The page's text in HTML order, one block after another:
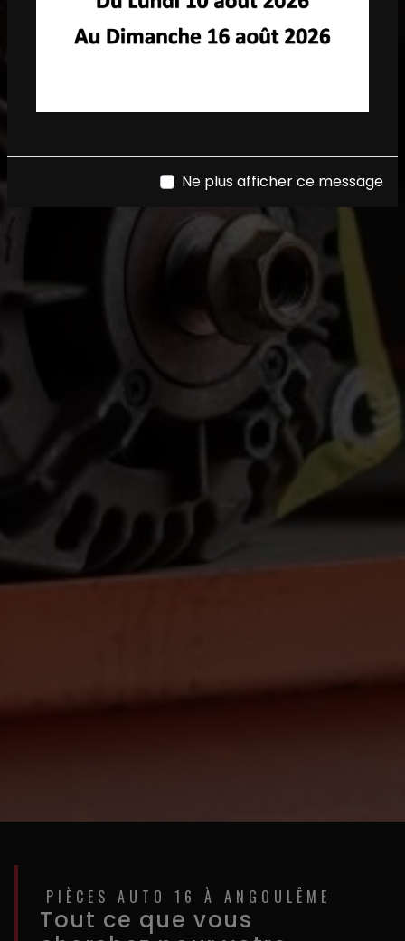
Ne plus afficher ce message
PIÈCES AUTO 16 À ANGOULÊME
Tout ce que vous